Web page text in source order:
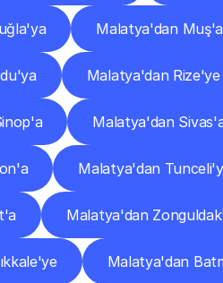
Malatya'dan Muş'a
Malatya'dan Rize'ye
Malatya'dan
Malatya'dan
Malatya'dan
Malatya'dan